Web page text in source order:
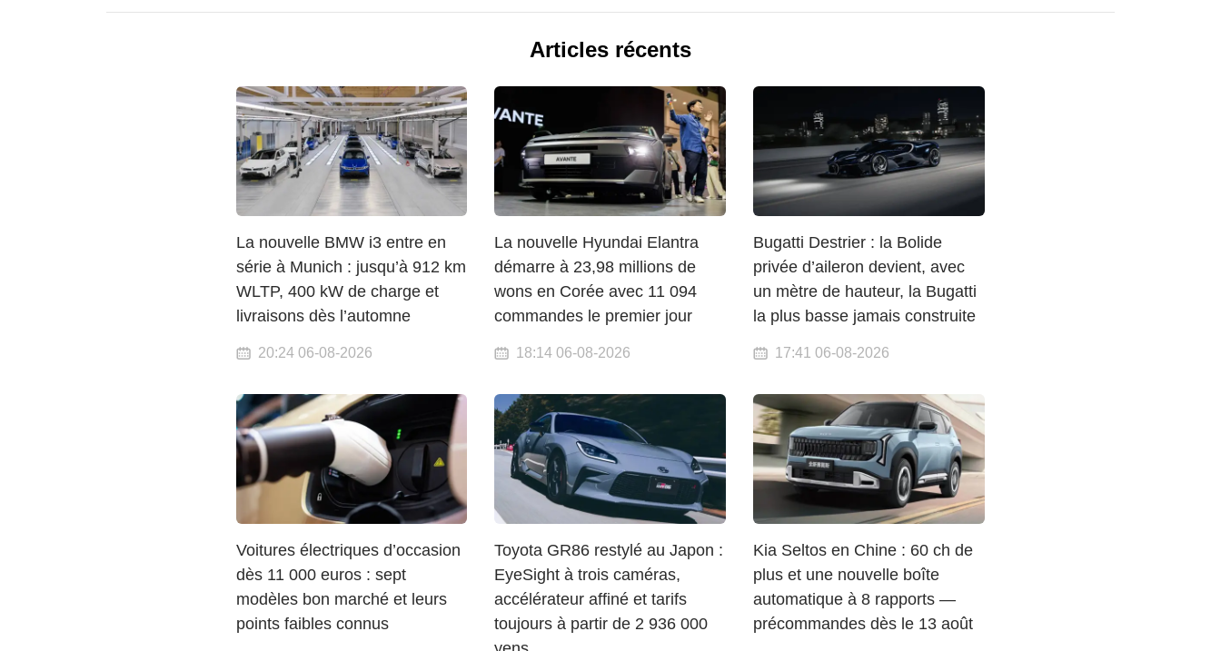
Articles récents
La nouvelle BMW i3 entre en
série à Munich : jusqu’à 912 km
WLTP, 400 kW de charge et
livraisons dès l’automne
20:24 06-08-2026
La nouvelle Hyundai Elantra
démarre à 23,98 millions de
wons en Corée avec 11 094
commandes le premier jour
18:14 06-08-2026
Bugatti Destrier : la Bolide
privée d’aileron devient, avec
un mètre de hauteur, la Bugatti
la plus basse jamais construite
17:41 06-08-2026
Voitures électriques d’occasion
dès 11 000 euros : sept
modèles bon marché et leurs
points faibles connus
Toyota GR86 restylé au Japon :
EyeSight à trois caméras,
accélérateur affiné et tarifs
toujours à partir de 2 936 000
Kia Seltos en Chine : 60 ch de
plus et une nouvelle boîte
automatique à 8 rapports —
précommandes dès le 13 août